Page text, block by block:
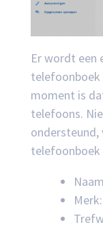
Er wordt een
telefoonboek
moment is
telefoons.
ondersteund,
telefoonboek